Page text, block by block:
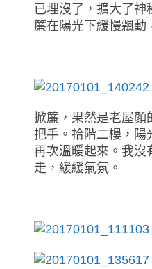
已埋沒了，擴大了神
簾在陽光下緩慢飄動
掀簾，果然是老屋顏
把手。拾階二樓，陽
再次溫暖起來。我沒
走，緩緩氣氛。